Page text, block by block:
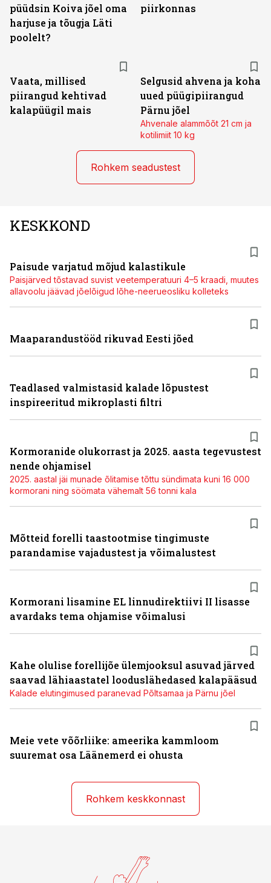
püüdsin Koiva jõel oma
harjuse ja tõugja Läti
poolelt?
piirkonnas
Vaata, millised
piirangud kehtivad
kalapüügil mais
Selgusid ahvena ja koha
uued püügipiirangud
Pärnu jõel
Ahvenale alammõõt 21 cm ja
kotilimiit 10 kg
Rohkem seadustest
KESKKOND
Paisude varjatud mõjud kalastikule
Paisjärved tõstavad suvist veetemperatuuri 4–5 kraadi, muutes
allavoolu jäävad jõelõigud lõhe-neerueosliku kolleteks
Maaparandustööd rikuvad Eesti jõed
Teadlased valmistasid kalade lõpustest
inspireeritud mikroplasti filtri
Kormoranide olukorrast ja 2025. aasta tegevustest
nende ohjamisel
2025. aastal jäi munade õlitamise tõttu sündimata kuni 16 000
kormorani ning söömata vähemalt 56 tonni kala
Mõtteid forelli taastootmise tingimuste
parandamise vajadustest ja võimalustest
Kormorani lisamine EL linnudirektiivi II lisasse
avardaks tema ohjamise võimalusi
Kahe olulise forellijõe ülemjooksul asuvad järved
saavad lähiaastatel looduslähedased kalapääsud
Kalade elutingimused paranevad Põltsamaa ja Pärnu jõel
Meie vete võõrliike: ameerika kammloom
suuremat osa Läänemerd ei ohusta
Rohkem keskkonnast